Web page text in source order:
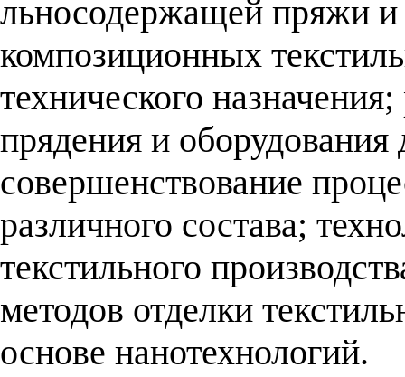
льносодержащей пряжи и
композиционных
технического
прядения и оборудования
совершенствование
различного состава;
текстильного
методов отделки
основе нанотехнологий.